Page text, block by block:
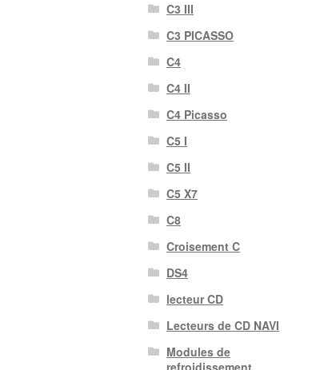
C3 III
C3 PICASSO
C4
C4 II
C4 Picasso
C5 I
C5 II
C5 X7
C8
Croisement C
DS4
lecteur CD
Lecteurs de CD NAVI
Modules de